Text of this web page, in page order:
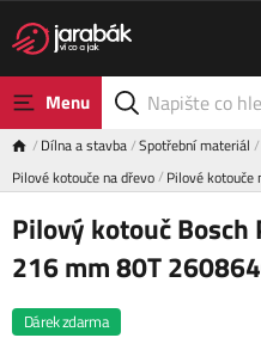
Menu
Dílna a stavba Spotřební materiál
Pilové kotouče na dřevo Pilové kotouče
Pilový kotouč
216 mm 80T
Dárek zdarma